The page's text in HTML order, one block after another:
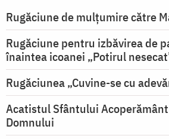
Rugăciune de mulţumire către
Rugăciune pentru izbăvirea de
înaintea icoanei „Potirul
Rugăciunea „Cuvine-se cu
Acatistul Sfântului
Domnului